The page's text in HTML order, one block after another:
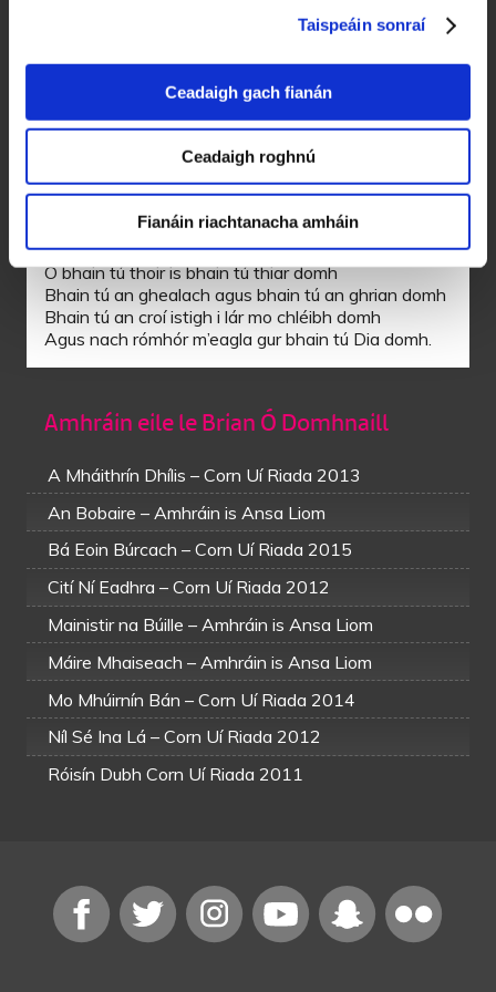
Taispeáin sonraí
Ceadaigh gach fianán
Ceadaigh roghnú
Fianáin riachtanacha amháin
A ghrá is a ghrá ó, ná tréig do leannán
Nó is beag an poll a bhfuigeadh ann beara
Arú tá muid óg agus dhéanfaidh muid soláthar.
Tá mo ghrása ar thóin an Lagain
Is is gile a thaobh ná aol ar chaisleán
Is glaise a shúil ná driúcht an Aibreáin
Is tá boladh na n-úllaí go húr ar a anáil.
Ó bhain tú thoir is bhain tú thiar domh
Bhain tú an ghealach agus bhain tú an ghrian domh
Bhain tú an croí istigh i lár mo chléibh domh
Agus nach rómhór m’eagla gur bhain tú Dia domh.
Amhráin eile le Brian Ó Domhnaill
A Mháithrín Dhílis – Corn Uí Riada 2013
An Bobaire – Amhráin is Ansa Liom
Bá Eoin Búrcach – Corn Uí Riada 2015
Cití Ní Eadhra – Corn Uí Riada 2012
Mainistir na Búille – Amhráin is Ansa Liom
Máire Mhaiseach – Amhráin is Ansa Liom
Mo Mhúirnín Bán – Corn Uí Riada 2014
Níl Sé Ina Lá – Corn Uí Riada 2012
Róisín Dubh Corn Uí Riada 2011